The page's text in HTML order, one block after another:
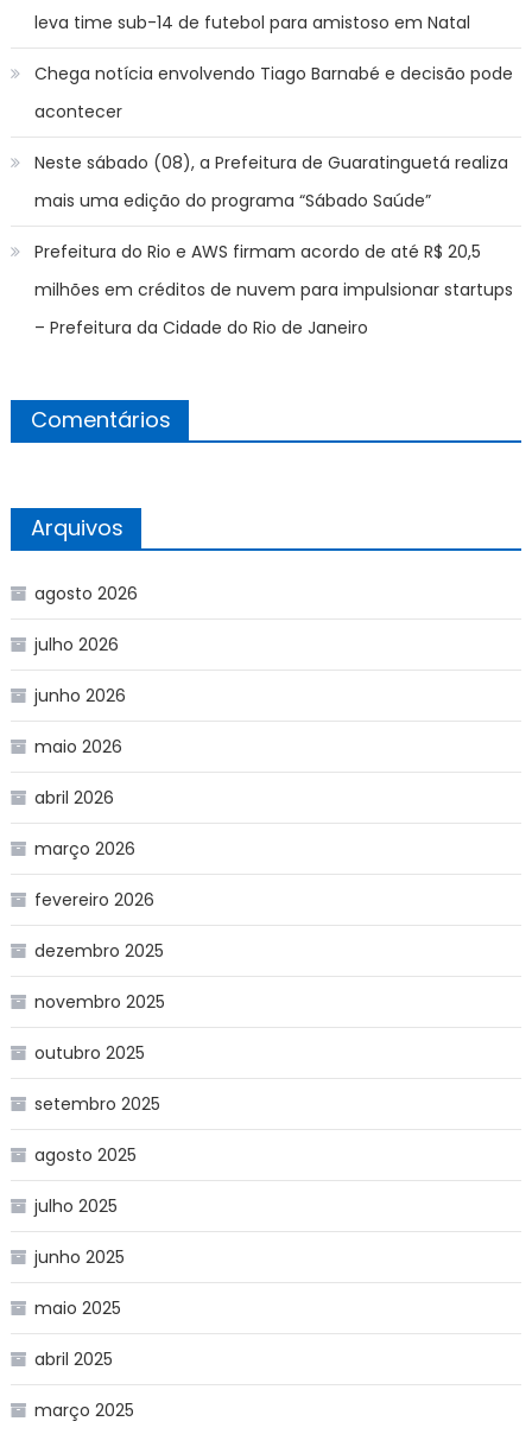
leva time sub-14 de futebol para amistoso em Natal
Chega notícia envolvendo Tiago Barnabé e decisão pode
acontecer
Neste sábado (08), a Prefeitura de Guaratinguetá realiza
mais uma edição do programa “Sábado Saúde”
Prefeitura do Rio e AWS firmam acordo de até R$ 20,5
milhões em créditos de nuvem para impulsionar startups
– Prefeitura da Cidade do Rio de Janeiro
Comentários
Arquivos
agosto 2026
julho 2026
junho 2026
maio 2026
abril 2026
março 2026
fevereiro 2026
dezembro 2025
novembro 2025
outubro 2025
setembro 2025
agosto 2025
julho 2025
junho 2025
maio 2025
abril 2025
março 2025